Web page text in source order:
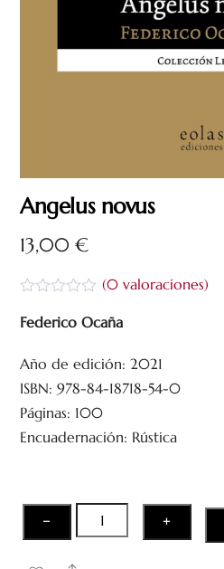
Angelus novus
13,00€
a
r
d
o
c
o
5
(0valoraciones)
Federico Ocaña
Año de edición: 2021
ISBN: 978-84-18718-54-0
Páginas: 100
Encuadernación: Rústica
−
Angelus
novus
cantidad
+